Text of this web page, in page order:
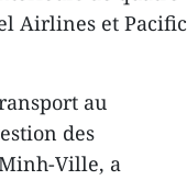
Airlines et Pacific
au
des
Ville, a